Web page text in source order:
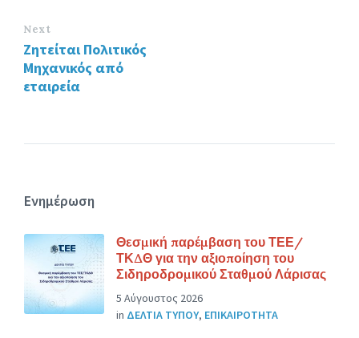
Next
Ζητείται Πολιτικός
Μηχανικός από
εταιρεία
Ενημέρωση
Θεσμική παρέμβαση του ΤΕΕ/
ΤΚΔΘ για την αξιοποίηση του
Σιδηροδρομικού Σταθμού Λάρισας
5 Αύγουστος 2026
in ΔΕΛΤΙΑ ΤΥΠΟΥ, ΕΠΙΚΑΙΡΟΤΗΤΑ